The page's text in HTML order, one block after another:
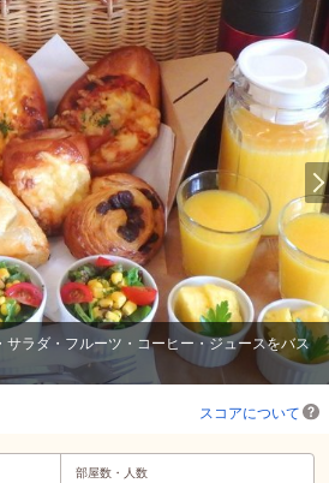
ラダ・フルーツ・コーヒー・ジュースをバス
スコアについて
部屋数・人数